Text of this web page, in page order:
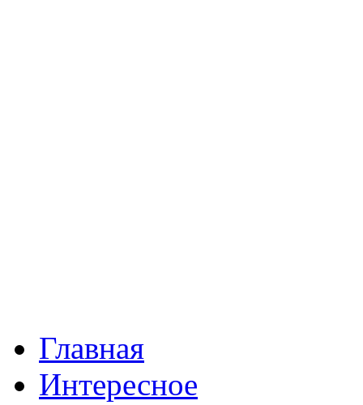
Главная
Интересное